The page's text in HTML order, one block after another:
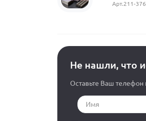
Арт.211-
Не нашли, что
Оставьте Ваш телефон